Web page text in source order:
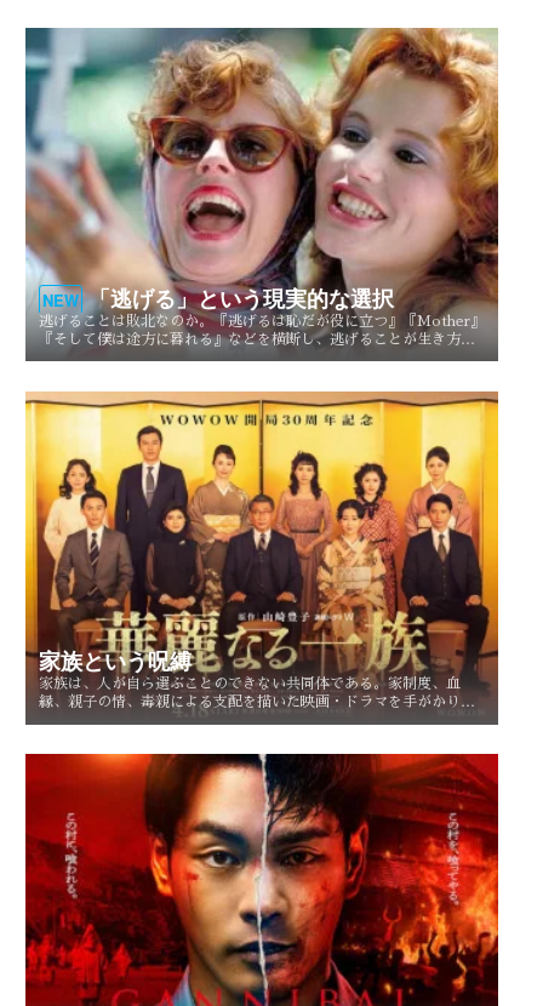
NEW 「逃げる」という現実的な選択
逃げることは敗北なのか。『逃げるは恥だが役に立つ』『Mother』
『そして僕は途方に暮れる』などを横断し、逃げることが生き方や
家族という呪縛
家族は、人が自ら選ぶことのできない共同体である。家制度、血
縁、親子の情、毒親による支配を描いた映画・ドラマを手がかり